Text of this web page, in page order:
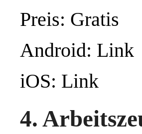
Preis: Gratis
Android: Link
iOS: Link
4.